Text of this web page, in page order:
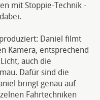
mit Stoppie-Technik -
Daniel filmt
Kamera, entsprechend
auch die
Dafür sind die
bringt genau auf
Fahrtechniken